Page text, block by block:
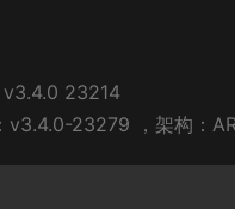
v3.4.0 23214
v3.4.0-23279 ，架构：